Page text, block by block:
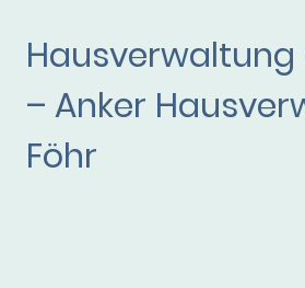
Hausverwaltung
– Anker
Föhr